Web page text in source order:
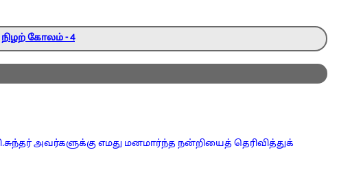
நிழற் கோலம் - 4
அவர்களுக்கு எமது மனமார்ந்த நன்றியைத் தெரிவித்துக்